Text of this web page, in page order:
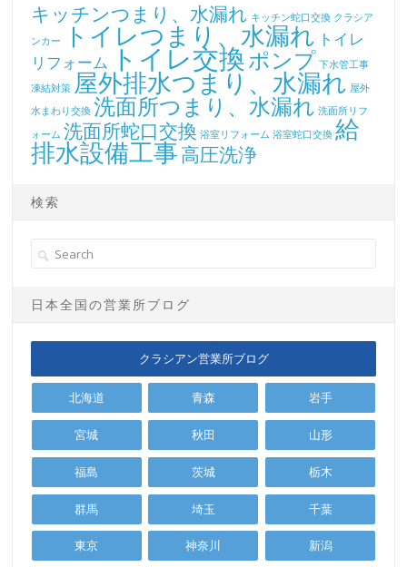
キッチンつまり、水漏れ キッチン蛇口交換 クラシア
ンカー
トイレつまり、水漏れ トイレ
リフォーム トイレ交換ポンプ 下水管工事
凍結対策 屋外排水つまり、水漏れ 屋外
水まわり交換 洗面所つまり、水漏れ 洗面所リフ
ォーム 洗面所蛇口交換 浴室リフォーム 浴室蛇口交換 給
排水設備工事高圧洗浄
検索
日本全国の営業所ブログ
クラシアン営業所ブログ
北海道 青森 岩手
宮城 秋田 山形
福島 茨城 栃木
群馬 埼玉 千葉
東京 神奈川 新潟